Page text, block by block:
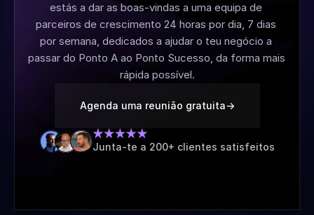
estás a dar as boas-vindas a uma equipa de
parceiros de crescimento 24 horas por dia, 7 dias
por semana, dedicados a ajudar o teu negócio a
passar do Ponto A ao Ponto Sucesso, da forma mais
rápida possível.
Agenda uma reunião gratuita->
Junta-te a 200+ clientes satisfeitos